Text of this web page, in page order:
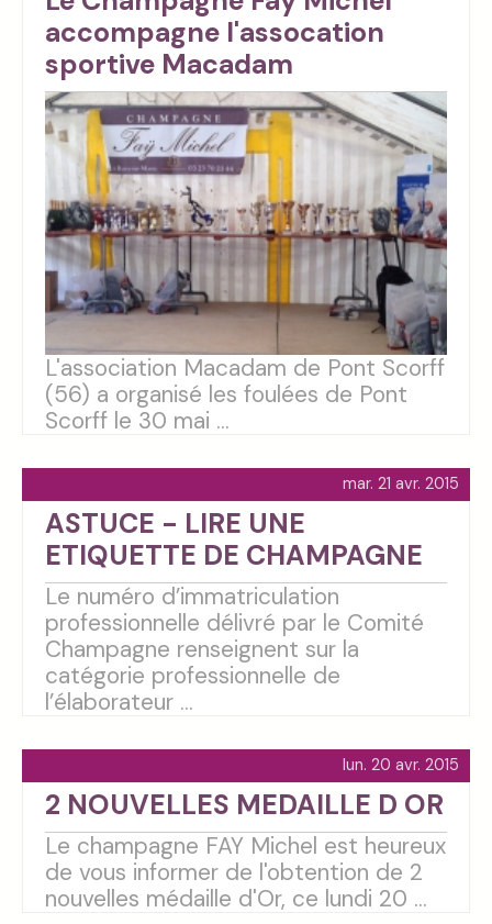
accompagne l'assocation
sportive Macadam
L'association Macadam de Pont Scorff
(56) a organisé les foulées de Pont
Scorff le 30 mai ...
mar. 21 avr. 2015
ASTUCE - LIRE UNE
ETIQUETTE DE CHAMPAGNE
Le numéro d’immatriculation
professionnelle délivré par le Comité
Champagne renseignent sur la
catégorie professionnelle de
l’élaborateur ...
lun. 20 avr. 2015
2 NOUVELLES MEDAILLE D OR
Le champagne FAY Michel est heureux
de vous informer de l'obtention de 2
nouvelles médaille d'Or, ce lundi 20 ...